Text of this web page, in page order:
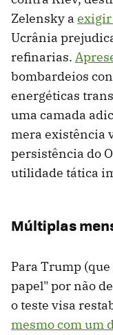
Zelensky a exigir
Ucrânia
refinarias.
bombardeios
energéticas
uma camada
mera existência
persistência do
utilidade tática
Múltiplas
Para Trump
papel" por não
o teste visa
mesmo com um